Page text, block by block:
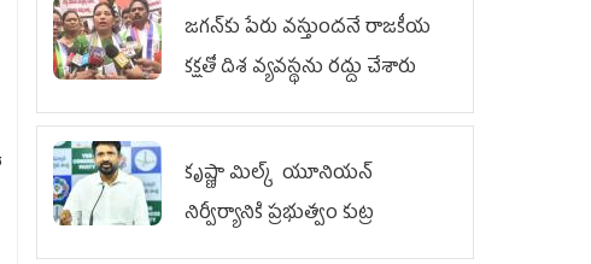
జగన్‌కు పేరు వస్తుందనే రాజకీయ
కక్షతో దిశ వ్య‌వ‌స్థ‌ను రద్దు చేశారు
కృష్ణా మిల్క్‌ యూనియన్‌
నిర్వీర్యానికి ప్రభుత్వం కుట్ర